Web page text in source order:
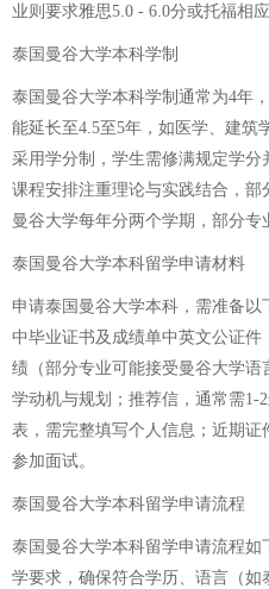
业则要求雅思5.0 - 6.0分或托福相应
泰国曼谷大学本科学制
泰国曼谷大学本科学制通常为4年
能延长至4.5至5年，如医学、建筑
采用学分制，学生需修满规定学分
课程安排注重理论与实践结合，部
曼谷大学每年分两个学期，部分专
泰国曼谷大学本科留学申请材料
申请泰国曼谷大学本科，需准备
中毕业证书及成绩单中英文公证
绩（部分专业可能接受曼谷大学
学动机与规划；推荐信，通常需1-
表，需完整填写个人信息；近期
参加面试。
泰国曼谷大学本科留学申请流程
泰国曼谷大学本科留学申请流程
学要求，确保符合学历、语言（